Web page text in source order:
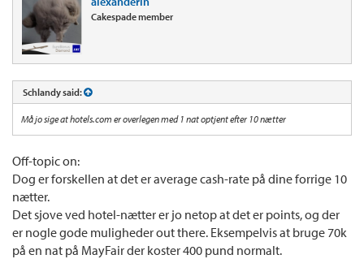
Cakespade member
Schlandy said:
Må jo sige at hotels.com er overlegen med 1 nat optjent efter 10 nætter
Off-topic on:
Dog er forskellen at det er average cash-rate på dine forrige 10
nætter.
Det sjove ved hotel-nætter er jo netop at det er points, og der
er nogle gode muligheder out there. Eksempelvis at bruge 70k
på en nat på MayFair der koster 400 pund normalt.